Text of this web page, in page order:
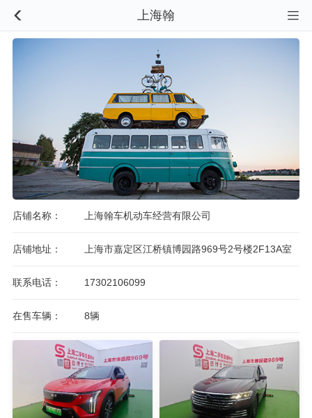
 上海翰 
店铺名称： 上海翰车机动车经营有限公司
店铺地址： 上海市嘉定区江桥镇博园路969号2号楼2F13A室
联系电话： 17302106099
在售车辆： 8辆